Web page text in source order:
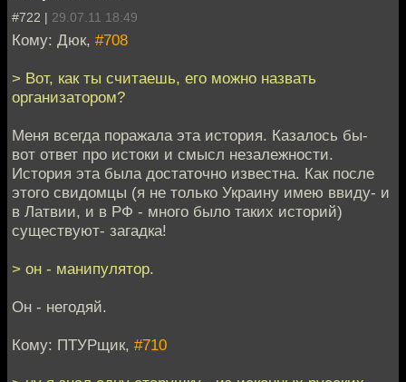
#722 | 29.07.11 18:49
Кому: Дюк, #708
> Вот, как ты считаешь, его можно назвать
организатором?
Меня всегда поражала эта история. Казалось бы-
вот ответ про истоки и смысл незалежности.
История эта была достаточно известна. Как после
этого свидомцы (я не только Украину имею ввиду- и
в Латвии, и в РФ - много было таких историй)
существуют- загадка!
> он - манипулятор.
Он - негодяй.
Кому: ПТУРщик, #710